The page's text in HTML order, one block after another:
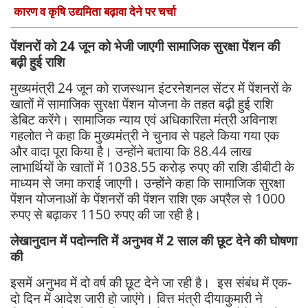
कारण व कृषि उद्यमिता बढ़ावा देने पर चर्चा
पेंशनरों को 24 जून को भेजी जाएगी सामाजिक सुरक्षा पेंशन की
बढ़ी हुई राशि
मुख्यमंत्री 24 जून को राजस्थान इंटरनेशनल सेंटर में पेंशनरों के
खातों में सामाजिक सुरक्षा पेंशन योजना के तहत बढ़ी हुई राशि
डेबिट करेंगे। सामाजिक न्याय एवं अधिकारिता मंत्री अविनाश
गहलोत ने कहा कि मुख्यमंत्री ने चुनाव से पहले किया गया एक
और वादा पूरा किया है। उन्होंने बताया कि 88.44 लाख
लाभार्थियों के खातों में 1038.55 करोड़ रुपए की राशि डीबीटी के
माध्यम से जमा कराई जाएगी। उन्होंने कहा कि सामाजिक सुरक्षा
पेंशन योजनाओं के पेंशनरों की पेंशन राशि एक अप्रैल से 1000
रुपए से बढ़ाकर 1150 रुपए की जा रही है।
लेखानुदान में पदोन्नति में अनुभव में 2 साल की छूट देने की घोषणा
की
इसमें अनुभव में दो वर्ष की छूट देने जा रही है। इस संबंध में एक-
दो दिन में आदेश जारी हो जाएंगे। वित्त मंत्री दीयाकुमारी ने